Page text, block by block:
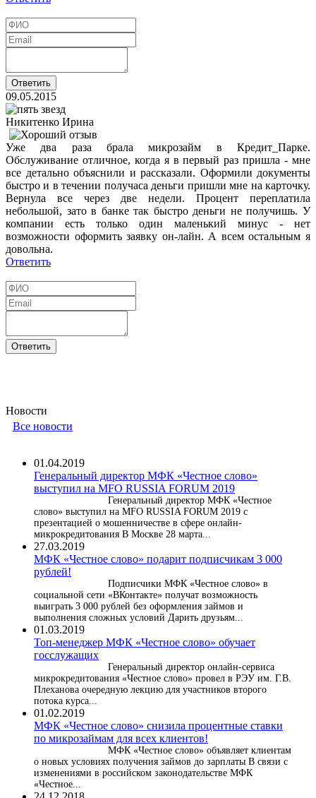
09.05.2015
Никитенко Ирина
Уже два раза брала микрозайм в Кредит_Парке.
Обслуживание отличное, когда я в первый раз пришла - мне
все детально объяснили и рассказали. Оформили документы
быстро и в течении получаса деньги пришли мне на карточку.
Вернула все через две недели. Процент переплатила
небольшой, зато в банке так быстро деньги не получишь. У
компании есть только один маленький минус - нет
возможности оформить заявку он-лайн. А всем остальным я
довольна.
Ответить
Новости
Все новости
01.04.2019
Генеральный директор МФК «Честное слово»
выступил на MFO RUSSIA FORUM 2019
Генеральный директор МФК «Честное
слово» выступил на MFO RUSSIA FORUM 2019 с
презентацией о мошенничестве в сфере онлайн-
микрокредитования В Москве 28 марта...
27.03.2019
МФК «Честное слово» подарит подписчикам 3 000
рублей!
Подписчики МФК «Честное слово» в
социальной сети «ВКонтакте» получат возможность
выиграть 3 000 рублей без оформления займов и
выполнения сложных условий Дарить друзьям...
01.03.2019
Топ-менеджер МФК «Честное слово» обучает
госслужащих
Генеральный директор онлайн-сервиса
микрокредитования «Честное слово» провел в РЭУ им. Г.В.
Плеханова очередную лекцию для участников второго
потока курса...
01.02.2019
МФК «Честное слово» снизила процентные ставки
по микрозаймам для всех клиентов!
МФК «Честное слово» объявляет клиентам
о новых условиях получения займов до зарплаты В связи с
изменениями в российском законодательстве МФК
«Честное...